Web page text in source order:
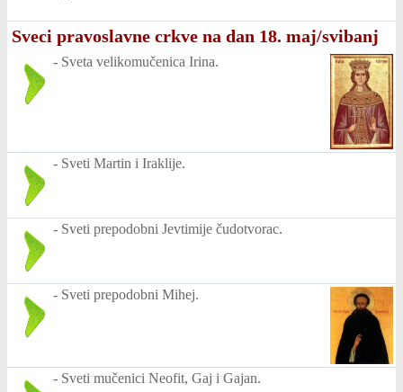
Sveci pravoslavne crkve na dan 18. maj/svibanj
- Sveta velikomučenica Irina.
- Sveti Martin i Iraklije.
- Sveti prepodobni Jevtimije čudotvorac.
- Sveti prepodobni Mihej.
- Sveti mučenici Neofit, Gaj i Gajan.